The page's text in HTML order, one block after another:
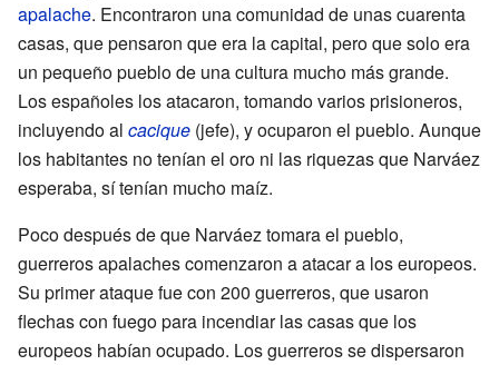
apalache. Encontraron una comunidad de unas cuarenta
casas, que pensaron que era la capital, pero que solo era
un pequeño pueblo de una cultura mucho más grande.
Los españoles los atacaron, tomando varios prisioneros,
incluyendo al cacique (jefe), y ocuparon el pueblo. Aunque
los habitantes no tenían el oro ni las riquezas que Narváez
esperaba, sí tenían mucho maíz.
Poco después de que Narváez tomara el pueblo,
guerreros apalaches comenzaron a atacar a los europeos.
Su primer ataque fue con 200 guerreros, que usaron
flechas con fuego para incendiar las casas que los
europeos habían ocupado. Los guerreros se dispersaron